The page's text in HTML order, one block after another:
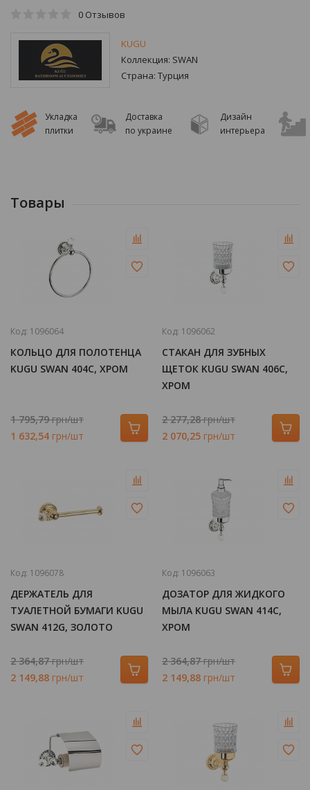
0 Отзывов
KUGU
Коллекция: SWAN
Страна: Турция
Укладка
плитки
Доставка
по украине
Дизайн
интерьера
Товары
Код: 1096064
КОЛЬЦО ДЛЯ ПОЛОТЕНЦА
KUGU SWAN 404C, ХРОМ
1 795,79грн/шт
1 632,54 грн/шт
Код: 1096062
СТАКАН ДЛЯ ЗУБНЫХ
ЩЕТОК KUGU SWAN 406C,
ХРОМ
2 277,28грн/шт
2 070,25 грн/шт
Код: 1096078
ДЕРЖАТЕЛЬ ДЛЯ
ТУАЛЕТНОЙ БУМАГИ KUGU
SWAN 412G, ЗОЛОТО
2 364,87грн/шт
2 149,88 грн/шт
Код: 1096063
ДОЗАТОР ДЛЯ ЖИДКОГО
МЫЛА KUGU SWAN 414C,
ХРОМ
2 364,87грн/шт
2 149,88 грн/шт